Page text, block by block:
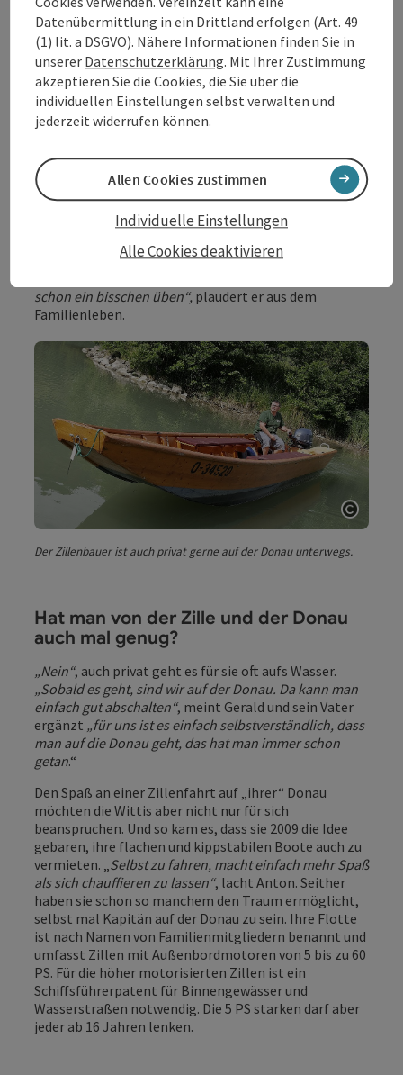
Wie in einem Familienbetrieb üblich, packen auch die
Damen des Hauses kräftig mit an. Und auch Geralds 10-
jährige Tochter ist schon im Zillenfieber. Die darf mit
Papa natürlich auch auf die Donau. „
Tochter mit der Zille sogar zum Feuerwehr-Training
schon ein bisschen üben“, plaudert er aus dem
Familienleben.
Der Zillenbauer ist auch privat gerne auf der Donau unterwegs.
Hat man von der Zille und der Donau
auch mal genug?
„Nein“, auch privat geht es für sie oft aufs Wasser.
„Sobald es geht, sind wir auf der Donau. Da kann man
einfach gut abschalten“, meint Gerald und sein Vater
ergänzt „für uns ist es einfach selbstverständlich, dass
man auf die Donau geht, das hat man immer schon
getan.“
Den Spaß an einer Zillenfahrt auf „ihrer“ Donau
möchten die Wittis aber nicht nur für sich
beanspruchen. Und so kam es, dass sie 2009 die Idee
gebaren, ihre flachen und kippstabilen Boote auch zu
vermieten. „ Selbst zu fahren, macht einfach mehr Spaß
als sich chauffieren zu lassen“, lacht Anton. Seither
haben sie schon so manchem den Traum ermöglicht,
selbst mal Kapitän auf der Donau zu sein. Ihre Flotte
ist nach Namen von Familienmitgliedern benannt und
umfasst Zillen mit Außenbordmotoren von 5 bis zu 60
PS. Für die höher motorisierten Zillen ist ein
Schiffsführerpatent für Binnengewässer und
Wasserstraßen notwendig. Die 5 PS starken darf aber
jeder ab 16 Jahren lenken.
Datenübermittlung in ein Drittland erfolgen (Art. 49
(1) lit. a DSGVO). Nähere Informationen finden Sie in
unserer Datenschutzerklärung. Mit Ihrer Zustimmung
akzeptieren Sie die Cookies, die Sie über die
individuellen Einstellungen selbst verwalten und
jederzeit widerrufen können.
Alle Cookies deaktivieren
Individuelle Einstellungen
Allen Cookies zustimmen